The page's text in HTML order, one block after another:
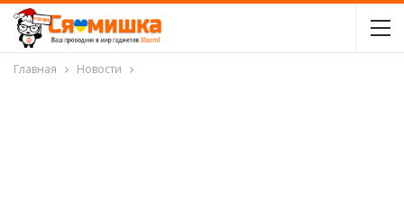
Главная Новости